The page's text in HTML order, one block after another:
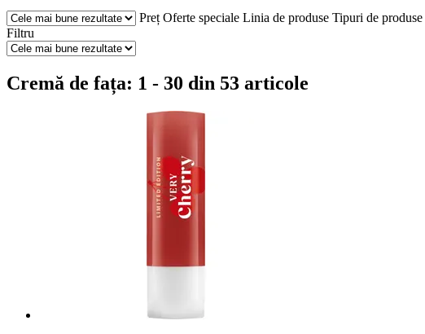
Preț Oferte speciale Linia de produse Tipuri de produse
Filtru
Cremă de fața: 1 - 30 din 53 articole